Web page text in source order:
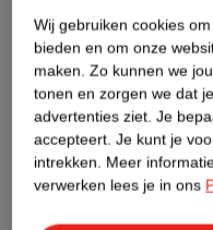
Over dit product
Productinformatie
Nature Impact Score
Dit
Wij gebruiken cookies
bieden en om onze
maken. Zo kunnen we
tonen en zorgen we dat
advertenties ziet. Je
accepteert. Je kunt je
intrekken. Meer
verwerken lees je in ons